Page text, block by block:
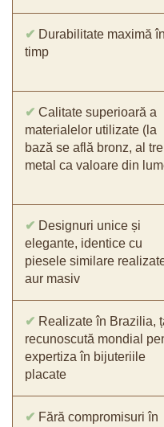
✔ Durabilitate maximă în
timp
✔ Calitate superioară a
materialelor utilizate (la
bază se află bronz, al
metal ca valoare din
✔ Designuri unice și
elegante, identice cu
piesele similare
aur masiv
✔ Realizate în Brazilia,
recunoscută mondial
expertiza în bijuteriile
placate
✔ Fără compromisuri în